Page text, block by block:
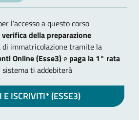
l’accesso a questo corso
verifica della preparazione
di immatricolazione tramite la
Online (Esse3)e paga la 1° rata
sistema ti addebiterà
E ISCRIVITI* (ESSE3)